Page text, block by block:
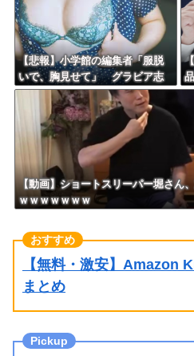
【悲報】小学館の編集者「服脱
いで、胸見せて」 グラビア志
望の女性に迫った過激要求
【動画】ショートスリーパー堀さん
ｗｗｗｗｗｗｗ
【無料・激安】Amazon
まとめ